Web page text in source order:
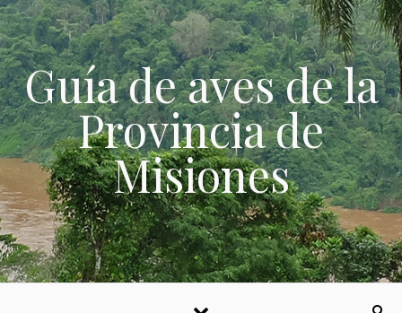
Skip to content
Guía de aves de la
Provincia de
Misiones